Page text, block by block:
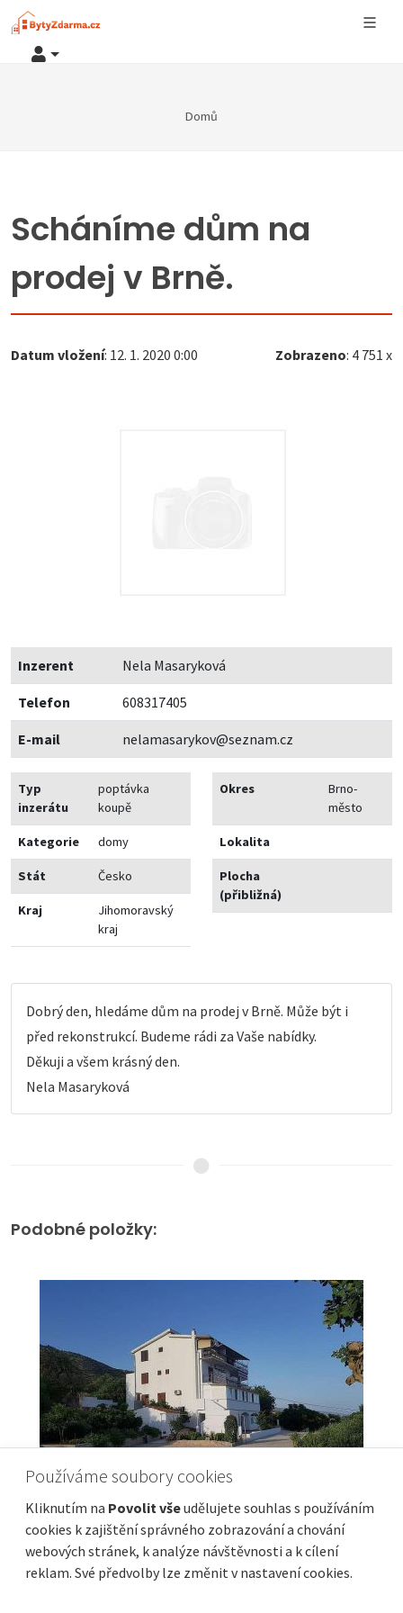
Používáme soubory cookies
Kliknutím na Povolit všeudělujete souhlas s používáním
cookies k zajištění správného zobrazování a chování
webových stránek, k analýze návštěvnosti a k cílení
reklam. Své předvolby lze změnit v nastavení cookies.
Domů
Scháníme dům na
prodej v Brně.
Datum vložení: 12. 1. 2020 0:00 Zobrazeno: 4 751 x
Inzerent Nela Masaryková
Telefon 608317405
E-mail nelamasarykov@seznam.cz
Typ
inzerátu
poptávka
koupě
Kategorie domy
Stát Česko
Kraj
Jihomoravský
kraj
Okres
Brno-
město
Lokalita
Plocha
(přibližná)
Dobrý den, hledáme dům na prodej v Brně. Může být i
před rekonstrukcí. Budeme rádi za Vaše nabídky.
Děkuji a všem krásný den.
Nela Masaryková
Podobné položky:
APARTMÁNOVÁ VILA NA HVARU